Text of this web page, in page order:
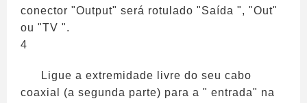
conector "Output" será rotulado "Saída ", "Out"
ou "TV ".
4
Ligue a extremidade livre do seu cabo
coaxial (a segunda parte) para a " entrada" na